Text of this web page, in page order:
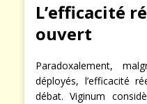
L’efficacité
ouvert
Paradoxalement,
déployés, l’efficacité
débat. Viginum